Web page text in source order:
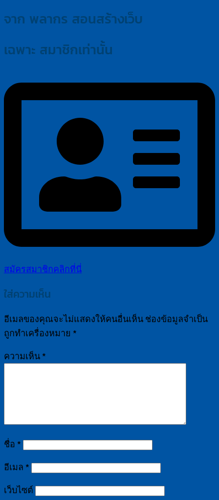
จาก พลากร สอนสร้างเว็บ
เฉพาะ สมาชิกเท่านั้น
สมัครสมาชิกคลิกที่นี่
ใส่ความเห็น
อีเมลของคุณจะไม่แสดงให้คนอื่นเห็นช่องข้อมูลจำเป็น
ถูกทำเครื่องหมาย *
ความเห็น*
ชื่อ *
อีเมล *
เว็บไซต์